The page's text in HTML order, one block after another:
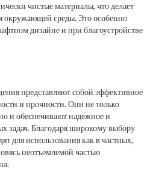
чистые материалы, что делает
окружающей среды. Это особенно
дизайне и при благоустройстве
представляют собой эффективное
и прочности. Они не только
и обеспечивают надежное и
задач. Благодаря широкому выбору
для использования как в частных,
неотъемлемой частью